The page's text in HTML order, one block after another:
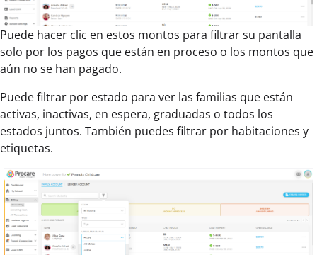
Puede hacer clic en estos montos para filtrar su pantalla
solo por los pagos que están en proceso o los montos que
aún no se han pagado.
Puede filtrar por estado para ver las familias que están
activas, inactivas, en espera, graduadas o todos los
estados juntos. También puedes filtrar por habitaciones y
etiquetas.